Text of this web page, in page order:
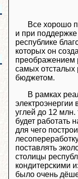
Все хорошо
и при
республике
которых он
преображением
самых отсталых
бюджетом.
В рамках
электроэнергии
углей до 12 млн.
будет работать
для чего
поставлять
столицы
кондитерскими
было очень